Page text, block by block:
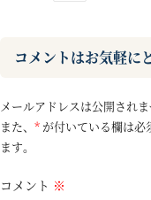
コメントはお気軽に
メールアドレスは公開され
また、 * が付いている欄は
ます。
コメント ※